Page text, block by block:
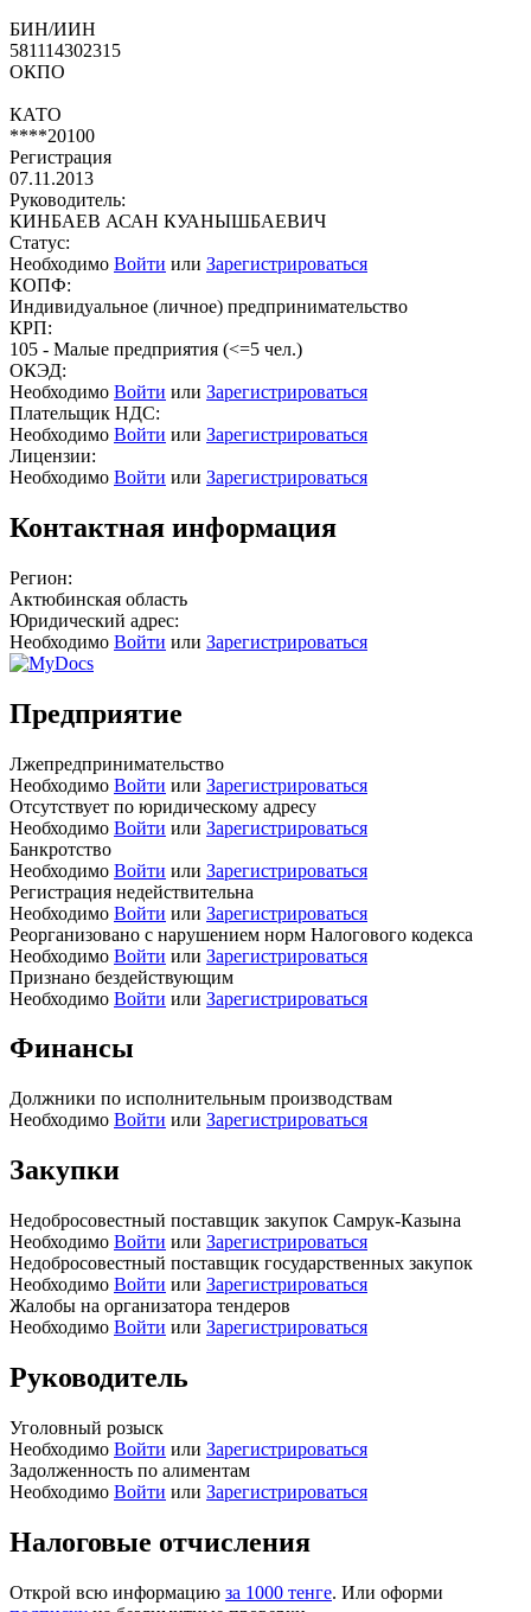
БИН/ИИН
581114302315
ОКПО
КАТО
****20100
Регистрация
07.11.2013
Руководитель:
КИНБАЕВ АСАН КУАНЫШБАЕВИЧ
Статус:
Необходимо Войти или Зарегистрироваться
КОПФ:
Индивидуальное (личное) предпринимательство
КРП:
105 - Малые предприятия (<=5 чел.)
ОКЭД:
Необходимо Войти или Зарегистрироваться
Плательщик НДС:
Необходимо Войти или Зарегистрироваться
Лицензии:
Необходимо Войти или Зарегистрироваться
Контактная информация
Регион:
Актюбинская область
Юридический адрес:
Необходимо Войти или Зарегистрироваться
Предприятие
Лжепредпринимательство
Необходимо Войти или Зарегистрироваться
Отсутствует по юридическому адресу
Необходимо Войти или Зарегистрироваться
Банкротство
Необходимо Войти или Зарегистрироваться
Регистрация недействительна
Необходимо Войти или Зарегистрироваться
Реорганизовано с нарушением норм Налогового кодекса
Необходимо Войти или Зарегистрироваться
Признано бездействующим
Необходимо Войти или Зарегистрироваться
Финансы
Должники по исполнительным производствам
Необходимо Войти или Зарегистрироваться
Закупки
Недобросовестный поставщик закупок Самрук-Казына
Необходимо Войти или Зарегистрироваться
Недобросовестный поставщик государственных закупок
Необходимо Войти или Зарегистрироваться
Жалобы на организатора тендеров
Необходимо Войти или Зарегистрироваться
Руководитель
Уголовный розыск
Необходимо Войти или Зарегистрироваться
Задолженность по алиментам
Необходимо Войти или Зарегистрироваться
Налоговые отчисления
Открой всю информацию за 1000 тенге. Или оформи